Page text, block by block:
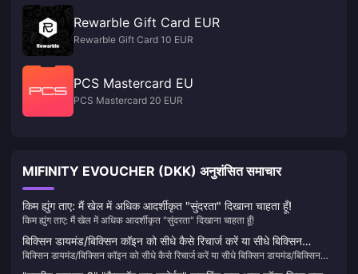
Rewarble Gift Card EUR
Rewarble Gift Card 10 EUR
PCS Mastercard EU
PCS Mastercard 20 EUR
MIFINITY EVOUCHER (DKK) अनुशंसित समाचार
किम ह्युंग ताए: मैं खेल में अधिक आदर्शीकृत "सुंदरता" दिखाना चाहता हूँ!
किम ह्युंग ताए: मैं खेल में अधिक आदर्शीकृत "सुंदरता" दिखाना चाहता हूँ!
बिक्सिन डायमंड/बिक्सिन कॉइन को सीधे कैसे रिचार्ज करें या सीधे बिक्सिन
डायमंड/बिक्सिन कॉइन कैसे खरीदें
बिक्सिन डायमंड/बिक्सिन कॉइन को सीधे कैसे रिचार्ज करें या सीधे बिक्सिन डायमंड/बिक्सिन
कॉइन कैसे खरीदें